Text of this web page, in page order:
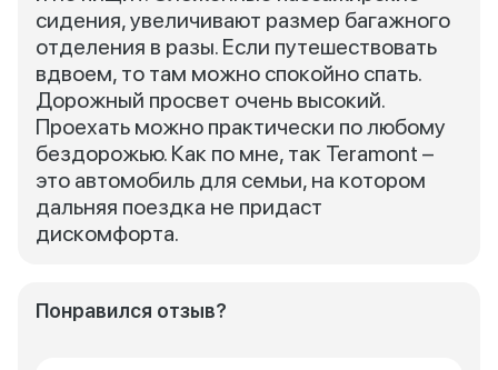
сидения, увеличивают размер багажного
отделения в разы. Если путешествовать
вдвоем, то там можно спокойно спать.
Дорожный просвет очень высокий.
Проехать можно практически по любому
бездорожью. Как по мне, так Teramont –
это автомобиль для семьи, на котором
дальняя поездка не придаст
дискомфорта.
Понравился отзыв?